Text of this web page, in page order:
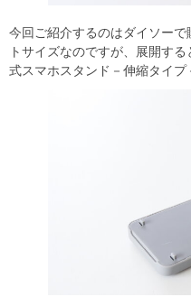
今回ご紹介するのはダイソー
トサイズなのですが、展開す
式スマホスタンド－伸縮タイプ